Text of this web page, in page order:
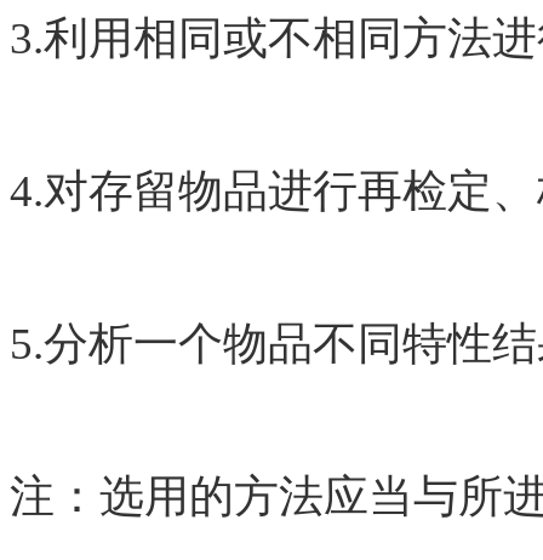
3.利用相同或不相同方法
4.对存留物品进行再检定
5.分析一个物品不同特性
注：选用的方法应当与所